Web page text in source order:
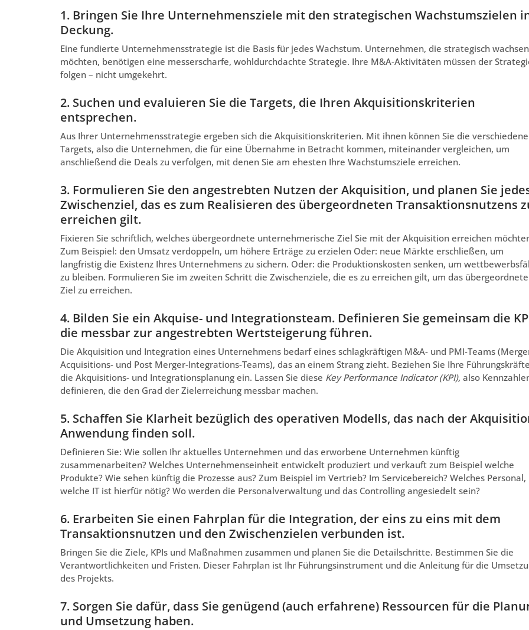
1. Bringen Sie Ihre Unternehmensziele mit den strategischen Wachstumszielen
Deckung.
Eine fundierte Unternehmensstrategie ist die Basis für jedes Wachstum. Unternehmen, die strategisch wachsen
möchten, benötigen eine messerscharfe, wohldurchdachte Strategie. Ihre M&A-Aktivitäten müssen der
folgen – nicht umgekehrt.
2. Suchen und evaluieren Sie die Targets, die Ihren Akquisitionskriterien
entsprechen.
Aus Ihrer Unternehmensstrategie ergeben sich die Akquisitionskriterien. Mit ihnen können Sie die verschiedene
Targets, also die Unternehmen, die für eine Übernahme in Betracht kommen, miteinander vergleichen, um
anschließend die Deals zu verfolgen, mit denen Sie am ehesten Ihre Wachstumsziele erreichen.
3. Formulieren Sie den angestrebten Nutzen der Akquisition, und planen Sie
Zwischenziel, das es zum Realisieren des übergeordneten Transaktionsnutzens
erreichen gilt.
Fixieren Sie schriftlich, welches übergeordnete unternehmerische Ziel Sie mit der Akquisition erreichen
Zum Beispiel: den Umsatz verdoppeln, um höhere Erträge zu erzielen Oder: neue Märkte erschließen, um
langfristig die Existenz Ihres Unternehmens zu sichern. Oder: die Produktionskosten senken, um
zu bleiben. Formulieren Sie im zweiten Schritt die Zwischenziele, die es zu erreichen gilt, um das übergeordnete
Ziel zu erreichen.
4. Bilden Sie ein Akquise- und Integrationsteam. Definieren Sie gemeinsam die
die messbar zur angestrebten Wertsteigerung führen.
Die Akquisition und Integration eines Unternehmens bedarf eines schlagkräftigen M&A- und PMI-Teams
Acquisitions- und Post Merger-Integrations-Teams), das an einem Strang zieht. Beziehen Sie Ihre
die Akquisitions- und Integrationsplanung ein. Lassen Sie diese Key Performance Indicator(KPI), also
definieren, die den Grad der Zielerreichung messbar machen.
5. Schaffen Sie Klarheit bezüglich des operativen Modells, das nach der
Anwendung finden soll.
Definieren Sie: Wie sollen Ihr aktuelles Unternehmen und das erworbene Unternehmen künftig
zusammenarbeiten? Welches Unternehmenseinheit entwickelt produziert und verkauft zum Beispiel welche
Produkte? Wie sehen künftig die Prozesse aus? Zum Beispiel im Vertrieb? Im Servicebereich? Welches Personal,
welche IT ist hierfür nötig? Wo werden die Personalverwaltung und das Controlling angesiedelt sein?
6. Erarbeiten Sie einen Fahrplan für die Integration, der eins zu eins mit dem
Transaktionsnutzen und den Zwischenzielen verbunden ist.
Bringen Sie die Ziele, KPIs und Maßnahmen zusammen und planen Sie die Detailschritte. Bestimmen Sie die
Verantwortlichkeiten und Fristen. Dieser Fahrplan ist Ihr Führungsinstrument und die Anleitung für die
des Projekts.
7. Sorgen Sie dafür, dass Sie genügend (auch erfahrene) Ressourcen für die
und Umsetzung haben.